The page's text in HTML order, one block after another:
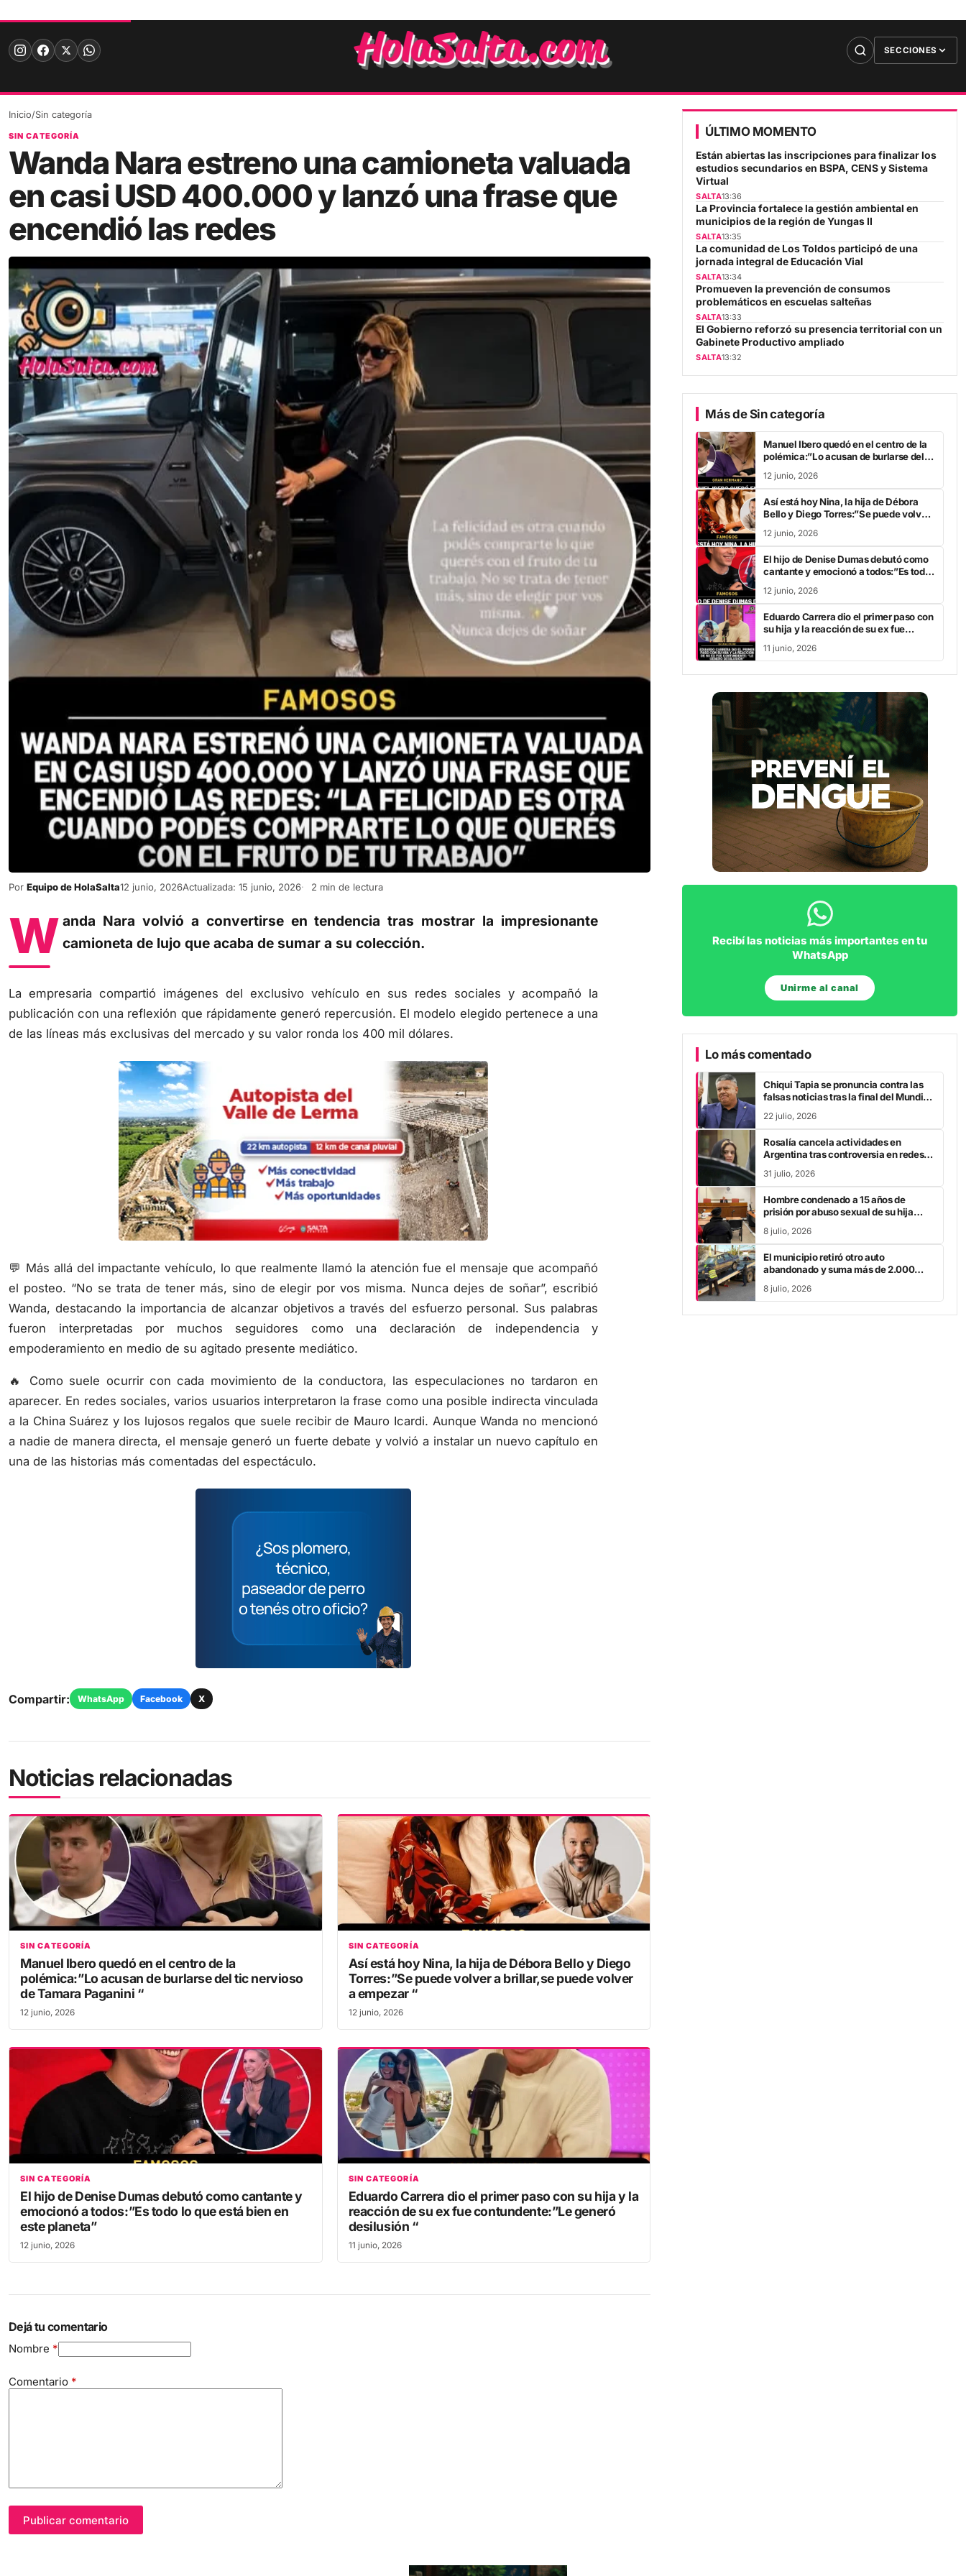
to
content
Wanda Nara estreno una camioneta valuada
en casi USD 400.000 y lanzó una frase que
encendió las redes
W
anda Nara volvió a convertirse en tendencia tras mostrar la impresionante
camioneta de lujo que acaba de sumar a su colección.
La empresaria compartió imágenes del exclusivo vehículo en sus redes sociales y acompañó la
publicación con una reflexión que rápidamente generó repercusión. El modelo elegido pertenece a una
de las líneas más exclusivas del mercado y su valor ronda los 400 mil dólares.
💬 Más allá del impactante vehículo, lo que realmente llamó la atención fue el mensaje que acompañó
el posteo. “No se trata de tener más, sino de elegir por vos misma. Nunca dejes de soñar”, escribió
Wanda, destacando la importancia de alcanzar objetivos a través del esfuerzo personal. Sus palabras
fueron interpretadas por muchos seguidores como una declaración de independencia y
empoderamiento en medio de su agitado presente mediático.
🔥 Como suele ocurrir con cada movimiento de la conductora, las especulaciones no tardaron en
aparecer. En redes sociales, varios usuarios interpretaron la frase como una posible indirecta vinculada
a la China Suárez y los lujosos regalos que suele recibir de Mauro Icardi. Aunque Wanda no mencionó
a nadie de manera directa, el mensaje generó un fuerte debate y volvió a instalar un nuevo capítulo en
una de las historias más comentadas del espectáculo.
WhatsApp Facebook X
Noticias relacionadas
Manuel Ibero quedó en el centro de la
polémica:”Lo acusan de burlarse del tic nervioso
de Tamara Paganini “
Así está hoy Nina, la hija de Débora Bello y Diego
Torres:”Se puede volver a brillar,se puede volver
a empezar “
12 junio, 2026
El hijo de Denise Dumas debutó como cantante y
emocionó a todos:”Es todo lo que está bien en
este planeta”
12 junio, 2026
Eduardo Carrera dio el primer paso con su hija y la
reacción de su ex fue contundente:”Le generó
desilusión “
Dejá tu comentario
ÚLTIMO MOMENTO
estudios secundarios en BSPA, CENS y Sistema
Virtual
SALTA13:36
La Provincia fortalece la gestión ambiental en
municipios de la región de Yungas II
SALTA13:35
La comunidad de Los Toldos participó de una
jornada integral de Educación Vial
SALTA13:34
Promueven la prevención de consumos
problemáticos en escuelas salteñas
SALTA13:33
El Gobierno reforzó su presencia territorial con un
Gabinete Productivo ampliado
SALTA13:32
Más de Sin categoría
Manuel Ibero quedó en el centro de la
polémica:”Lo acusan de burlarse del
tic nervioso de Tamara Paganini “
Así está hoy Nina, la hija de Débora
Bello y Diego Torres:”Se puede volver
a brillar,se puede volver a empezar “
El hijo de Denise Dumas debutó como
cantante y emocionó a todos:”Es todo
lo que está bien en este planeta”
Eduardo Carrera dio el primer paso con
su hija y la reacción de su ex fue
contundente:”Le generó desilusión “
WhatsApp
Lo más comentado
Chiqui Tapia se pronuncia contra las
falsas noticias tras la final del Mundial
2026
Rosalía cancela actividades en
Argentina tras controversia en redes
sociales
Hombre condenado a 15 años de
prisión por abuso sexual de su hija
durante la pandemia
El municipio retiró otro auto
abandonado y suma más de 2.000
vehículos levantados